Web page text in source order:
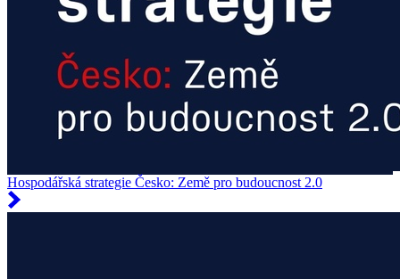
Hospodářská strategie Česko: Země pro budoucnost 2.0